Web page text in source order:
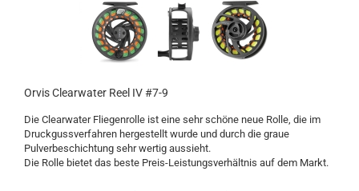
Orvis Clearwater Reel IV #7-9
Die Clearwater Fliegenrolle ist eine sehr schöne neue Rolle, die im
Druckgussverfahren hergestellt wurde und durch die graue
Pulverbeschichtung sehr wertig aussieht.
Die Rolle bietet das beste Preis-Leistungsverhältnis auf dem Markt.